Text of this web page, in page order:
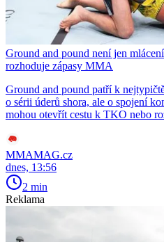
Ground and pound není jen
rozhoduje zápasy MMA
Ground and pound patří k
o sérii úderů shora, ale o spojení
mohou otevřít cestu k TKO nebo
MMAMAG.cz
dnes, 13:56
2 min
Reklama